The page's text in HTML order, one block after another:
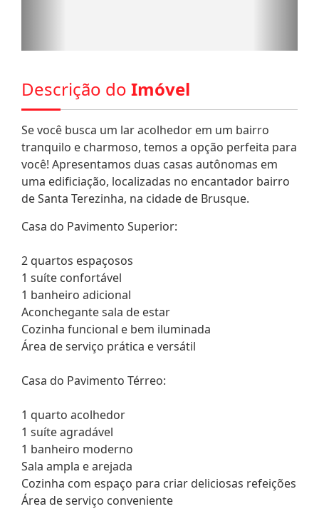
Descrição do Imóvel
Se você busca um lar acolhedor em um bairro
tranquilo e charmoso, temos a opção perfeita para
você! Apresentamos duas casas autônomas em
uma edificiação, localizadas no encantador bairro
de Santa Terezinha, na cidade de Brusque.
Casa do Pavimento Superior:
2 quartos espaçosos
1 suíte confortável
1 banheiro adicional
Aconchegante sala de estar
Cozinha funcional e bem iluminada
Área de serviço prática e versátil
Casa do Pavimento Térreo:
1 quarto acolhedor
1 suíte agradável
1 banheiro moderno
Sala ampla e arejada
Cozinha com espaço para criar deliciosas refeições
Área de serviço conveniente